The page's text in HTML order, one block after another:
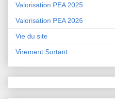
Valorisation PEA 2025
Valorisation PEA 2026
Vie du site
Virement Sortant